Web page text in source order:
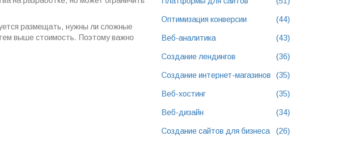
размещать, нужны ли сложные
выше стоимость. Поэтому важно
Оптимизация конверсии (44)
Веб-аналитика (43)
Создание лендингов (36)
Создание интернет-магазинов (35)
Веб-хостинг (35)
Веб-дизайн (34)
Создание сайтов для бизнеса (26)